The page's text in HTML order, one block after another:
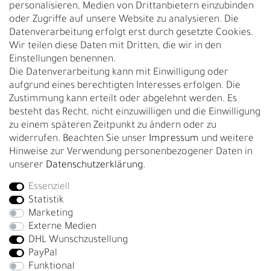
Nachhaltigkeit
Kontakt
Über uns
Rückgabe
Gürtelgröße messen
Garantie
GESCHÄFTSKUNDEN & HÄNDLER
B2B Geschäftskunden
Bei Fragen wenden Sie sich direkt an unser Service-Team.
+4917663727338
Montag - Freitag, 09:00 - 14:00
info@fronhofer.com
Gürtelmanufaktur Fronhofer, 93053 Regensburg, Nelkenweg 3b
personalisieren, Medien von Drittanbietern einzubinden
oder Zugriffe auf unsere Website zu analysieren. Die
Datenverarbeitung erfolgt erst durch gesetzte Cookies.
Wir teilen diese Daten mit Dritten, die wir in den
Einstellungen benennen.
Die Datenverarbeitung kann mit Einwilligung oder
aufgrund eines berechtigten Interesses erfolgen. Die
Zustimmung kann erteilt oder abgelehnt werden. Es
besteht das Recht, nicht einzuwilligen und die Einwilligung
zu einem späteren Zeitpunkt zu ändern oder zu
widerrufen. Beachten Sie unser Impressum und weitere
Hinweise zur Verwendung personenbezogener Daten in
unserer Daten­schutz­erklärung.
Essenziell
Statistik
Marketing
Externe Medien
DHL Wunschzustellung
PayPal
Funktional